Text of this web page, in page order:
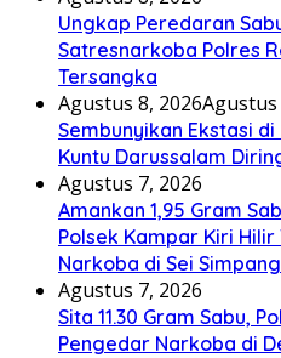
Ungkap Peredaran
Satresnarkoba Polres
Tersangka
Agustus 8, 2026Agustus
Sembunyikan Ekstasi
Kuntu Darussalam
Agustus 7, 2026
Amankan 1,95 Gram
Polsek Kampar Kiri
Narkoba di Sei
Agustus 7, 2026
Sita 11.30 Gram Sabu,
Pengedar Narkoba di